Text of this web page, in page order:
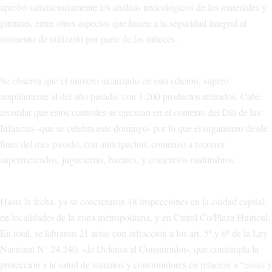
aprobó satisfactoriamente los análisis toxicológicos de los materiales y
pinturas, entre otros aspectos que hacen a la seguridad integral al
momento de utilizarlo por parte de las niñeces.
Se observa que el número alcanzado en esta edición, superó
ampliamente al del año pasado, con 1.200 productos retirados. Cabe
recordar que estos controles se ejecutan en el contexto del Día de las
Infancias -que se celebra este domingo- por lo que el organismo desde
fines del mes pasado, con anticipación, comenzó a recorrer
supermercados, jugueterías, bazares, y comercios multirubros.
Hasta la fecha, ya se concretaron 48 inspecciones en la ciudad capital,
en localidades de la zona metropolitana, y en Cutral Co/Plaza Huincul.
En total, se labraron 21 actas con infracción a los art. 5º y 6º de la Ley
Nacional N° 24.240, -de Defensa al Consumidor-, que contempla la
protección a la salud de usuarios y consumidores en relación a “cosas y